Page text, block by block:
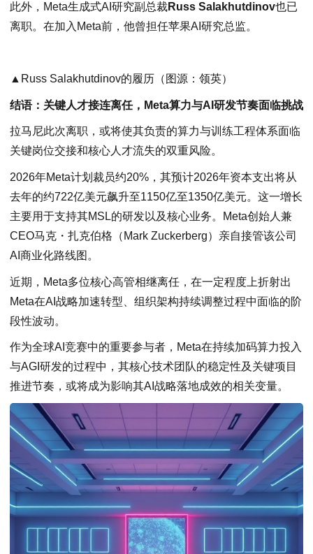
此外，Meta生成式AI研究副总裁Russ Salakhutdinov也已
离职。在加入Meta前，他曾担任苹果AI研究总监。
▲Russ Salakhutdinov的履历（图源：领英）
结语：关键人才接连离任，Meta算力与AI研发节奏面临挑战
拉马尼此次离职，或将使其负责的算力与训练工程体系面临
关键岗位交接和核心人才流失的双重风险。
2026年Meta计划裁员约20%，其预计2026年资本支出将从
去年的约722亿美元飙升至1150亿至1350亿美元。这一增长
主要用于支持其MSL的研发以及核心业务。Meta创始人兼
CEO马克・扎克伯格（Mark Zuckerberg）亲自接管该公司
AI商业化路线图。
近期，Meta多位核心高管相继离任，在一定程度上折射出
Meta在AI战略加速转型、组织架构持续调整过程中面临的阶
段性波动。
作为全球AI竞赛中的重要参与者，Meta在持续加码算力投入
与AGI研发的过程中，其核心技术团队的稳定性及关键项目
推进节奏，或将成为影响其AI战略落地成效的相关变量。